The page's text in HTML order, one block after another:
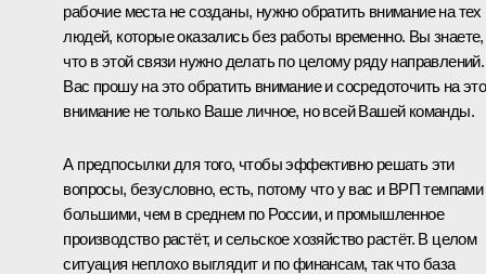
рабочие места не созданы, нужно обратить внимание на тех
людей, которые оказались без работы временно. Вы знаете,
что в этой связи нужно делать по целому ряду
Вас прошу на это обратить внимание и сосредоточить на
внимание не только Ваше личное, но всей Вашей команды.
А предпосылки для того, чтобы эффективно решать эти
вопросы, безусловно, есть, потому что у вас и ВРП темпами
большими, чем в среднем по России, и промышленное
производство растёт, и сельское хозяйство растёт. В целом
ситуация неплохо выглядит и по финансам, так что база